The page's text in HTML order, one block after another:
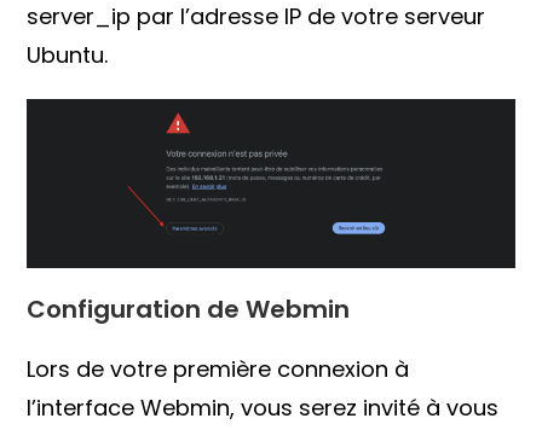
server_ip par l’adresse IP de votre serveur
Ubuntu.
Configuration de Webmin
Lors de votre première connexion à
l’interface Webmin, vous serez invité à vous